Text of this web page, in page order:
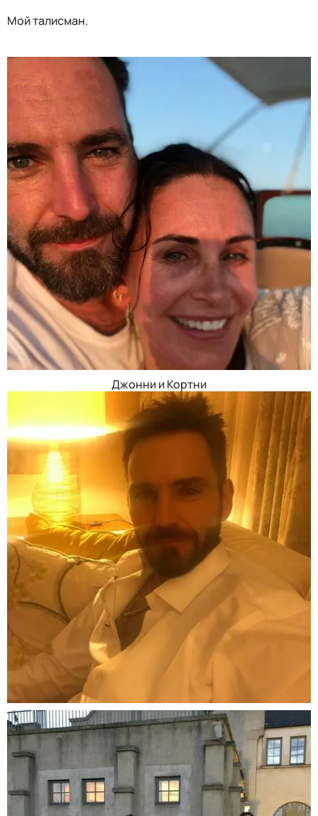
Мой талисман.
Джонни и Кортни